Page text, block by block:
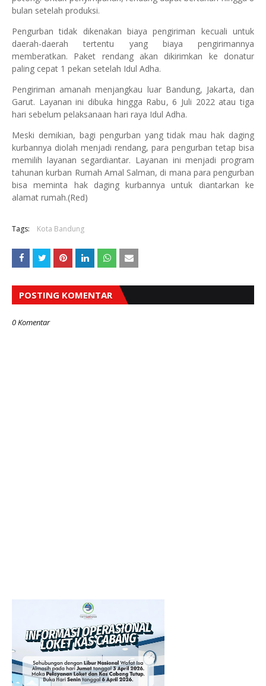
bulan setelah produksi.
Pengurban tidak dikenakan biaya pengiriman kecuali untuk
daerah-daerah tertentu yang biaya pengirimannya
memberatkan. Paket rendang akan dikirimkan ke donatur
paling cepat 1 pekan setelah Idul Adha.
Pengiriman amanah menjangkau luar Bandung, Jakarta, dan
Garut. Layanan ini dibuka hingga Rabu, 6 Juli 2022 atau tiga
hari sebelum pelaksanaan hari raya Idul Adha.
Meski demikian, bagi pengurban yang tidak mau hak daging
kurbannya diolah menjadi rendang, para pengurban tetap bisa
memilih layanan segardiantar. Layanan ini menjadi program
tahunan kurban Rumah Amal Salman, di mana para pengurban
bisa meminta hak daging kurbannya untuk diantarkan ke
alamat rumah.(Red)
Tags: Kota Bandung
POSTING KOMENTAR
0 Komentar